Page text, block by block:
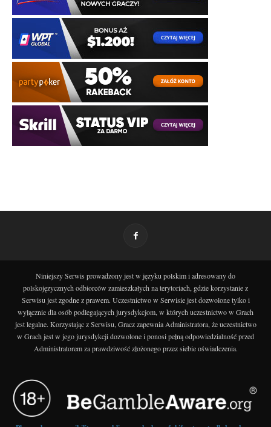
Niniejszy Serwis prowadzony jest w języku polskim i adresowany do
polskojęzycznych odbiorców zamieszkałych na terytoriach, gdzie korzystanie z
Serwisu jest zgodne z prawem. Uczestnictwo w Serwisie jest dozwolone tylko i
wyłącznie dla osób podlegających jurysdykcjom, w których uczestnictwo w Grach
jest legalne. Korzystając z Serwisu, Gracz zapewnia Administratora, że uczestnictwo
w Grach jest w jego jurysdykcji dozwolone i ponosi pełną odpowiedzialność przed
Administratorem za prawdziwość złożonego przez siebie oświadczenia.